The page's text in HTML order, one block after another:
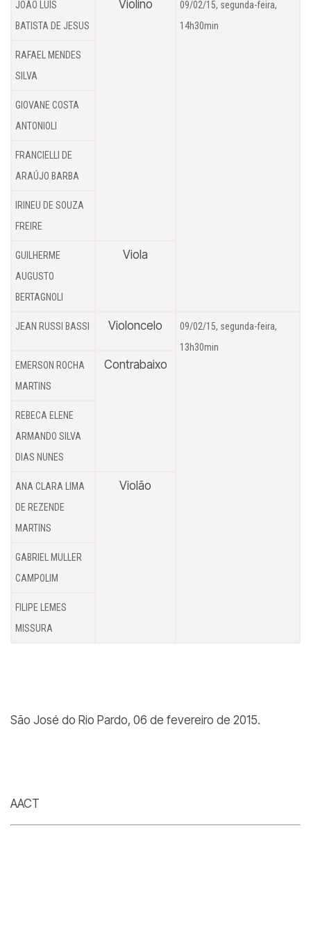
JOÃO LUÍS
BATISTA DE JESUS
Violino
09/02/15, segunda-feira,
14h30min
RAFAEL MENDES
SILVA
GIOVANE COSTA
ANTONIOLI
FRANCIELLI DE
ARAÚJO BARBA
IRINEU DE SOUZA
FREIRE
GUILHERME
AUGUSTO
BERTAGNOLI
Viola
JEAN RUSSI BASSI Violoncelo
09/02/15, segunda-feira,
13h30min
EMERSON ROCHA
MARTINS
Contrabaixo
REBECA ELENE
ARMANDO SILVA
DIAS NUNES
ANA CLARA LIMA
DE REZENDE
MARTINS
Violão
GABRIEL MULLER
CAMPOLIM
FILIPE LEMES
MISSURA
São José do Rio Pardo, 06 de fevereiro de 2015.
AACT